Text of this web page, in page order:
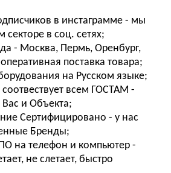
в инстаграмме - мы
секторе в соц. сетях;
- Москва, Пермь, Оренбург,
поставка товара;
на Русском языке;
всем ГОСТАМ -
и Объекта;
Сертифицировано - у нас
Бренды;
на телефон и компьютер -
не слетает, быстро